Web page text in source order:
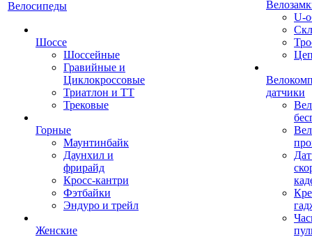
Велосипеды
Шоссе
Шоссейные
Гравийные и
Циклокроссовые
Триатлон и ТТ
Трековые
Горные
Маунтинбайк
Даунхил и
фрирайд
Кросс-кантри
Фэтбайки
Эндуро и трейл
Женские
U-
датчики